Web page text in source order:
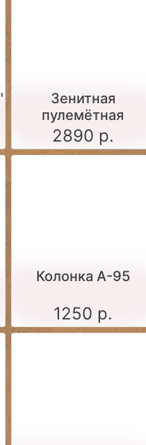
Зенитная
пулемётная
установка М4
образца 1931 года
2890 р.
Колонка А-95
1250 р.